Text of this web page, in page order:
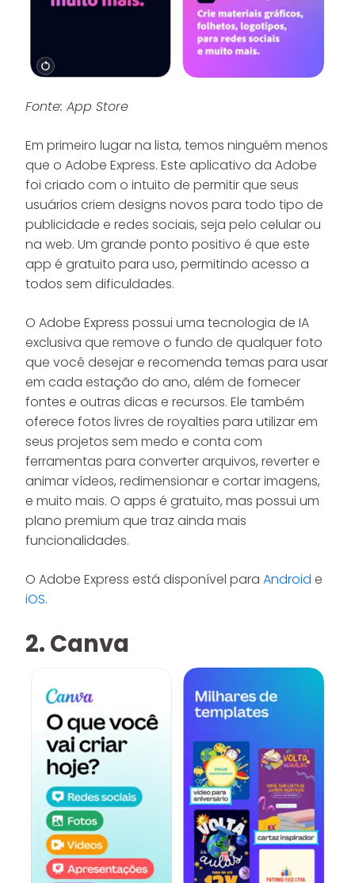
Fonte: App Store
Em primeiro lugar na lista, temos ninguém menos
que o Adobe Express. Este aplicativo da Adobe
foi criado com o intuito de permitir que seus
usuários criem designs novos para todo tipo de
publicidade e redes sociais, seja pelo celular ou
na web. Um grande ponto positivo é que este
app é gratuito para uso, permitindo acesso a
todos sem dificuldades.
O Adobe Express possui uma tecnologia de IA
exclusiva que remove o fundo de qualquer foto
que você desejar e recomenda temas para usar
em cada estação do ano, além de fornecer
fontes e outras dicas e recursos. Ele também
oferece fotos livres de royalties para utilizar em
seus projetos sem medo e conta com
ferramentas para converter arquivos, reverter e
animar vídeos, redimensionar e cortar imagens,
e muito mais. O apps é gratuito, mas possui um
plano premium que traz ainda mais
funcionalidades.
O Adobe Express está disponível para Android e
iOS.
2. Canva